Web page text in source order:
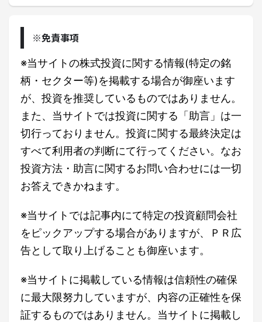
※免責事項
※当サイトの株式投資に関する情報(特定の銘
柄・セクター等)を掲載する場合が御座います
が、投資を推奨しているものではありません。
また、当サイトでは投資に関する「助言」は一
切行っておりません。投資に関する最終決定は
すべて利用者の判断にて行ってください。なお
投資方法・助言に関するお問い合わせには一切
お答えできかねます。
※当サイトでは記事内にて特定の投資顧問会社
をピックアップする場合がありますが、ＰＲ広
告として取り上げることも御座います。
※当サイトに掲載している情報は信頼性の確保
に最大限努力していますが、内容の正確性を保
証するものではありません。当サイトに掲載し